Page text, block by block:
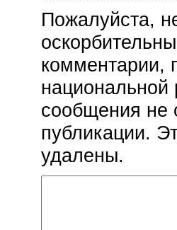
Пожалуйста,
комментарии,
национальной
сообщения не
публикации.
удалены.